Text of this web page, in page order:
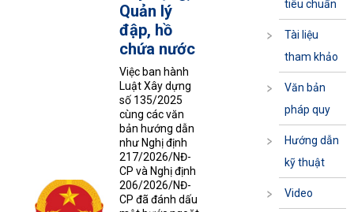
Quản lý
đập, hồ
chứa nước
Việc ban hành
Luật Xây dựng
số 135/2025
cùng các văn
bản hướng dẫn
như Nghị định
217/2026/NĐ-
CP và Nghị định
206/2026/NĐ-
CP đã đánh dấu
tiêu chuẩn
Tài liệu
tham khảo
Văn bản
pháp quy
Hướng dẫn
kỹ thuật
Video